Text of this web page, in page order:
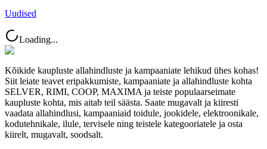
Uudised
Loading...
Kõikide kaupluste allahindluste ja kampaaniate lehikud ühes kohas!
Siit leiate teavet eripakkumiste, kampaaniate ja allahindluste kohta
SELVER, RIMI, COOP, MAXIMA ja teiste populaarseimate
kaupluste kohta, mis aitab teil säästa. Saate mugavalt ja kiiresti
vaadata allahindlusi, kampaaniaid toidule, jookidele, elektroonikale,
kodutehnikale, ilule, tervisele ning teistele kategooriatele ja osta
kiirelt, mugavalt, soodsalt.